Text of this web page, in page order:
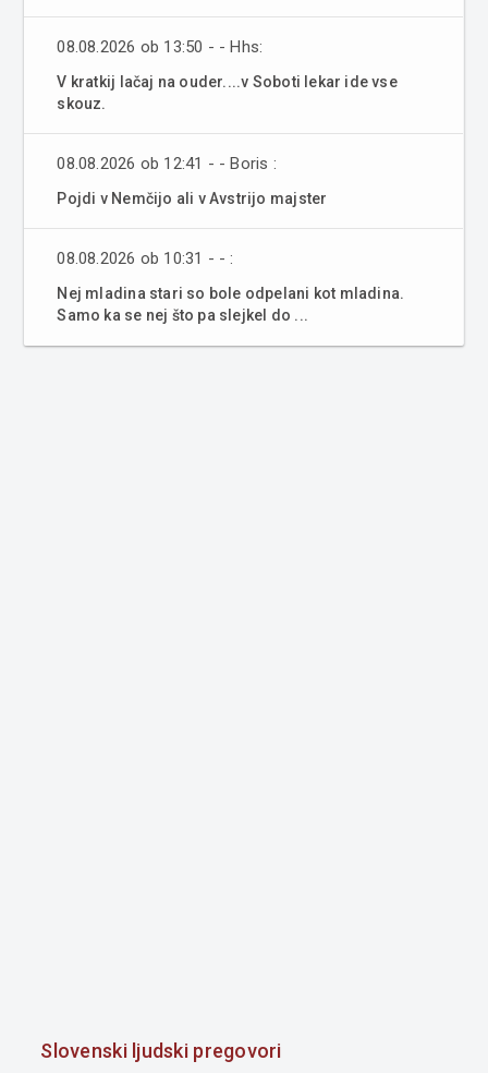
08.08.2026 ob 13:50 - - Hhs:
V kratkij lačaj na ouder....v Soboti lekar ide vse
skouz.
08.08.2026 ob 12:41 - - Boris :
Pojdi v Nemčijo ali v Avstrijo majster
08.08.2026 ob 10:31 - - :
Nej mladina stari so bole odpelani kot mladina.
Samo ka se nej što pa slejkel do ...
Slovenski ljudski pregovori